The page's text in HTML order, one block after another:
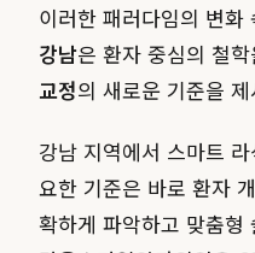
이러한 패러다임의 변화
강남은 환자 중심의 철
교정의 새로운 기준을
강남 지역에서 스마트
요한 기준은 바로 환자
확하게 파악하고 맞춤형